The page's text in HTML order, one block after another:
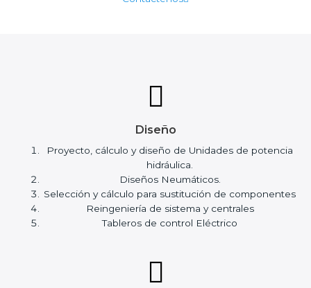
Diseño
Proyecto, cálculo y diseño de Unidades de potencia
hidráulica.
Diseños Neumáticos.
Selección y cálculo para sustitución de componentes
Reingeniería de sistema y centrales
Tableros de control Eléctrico